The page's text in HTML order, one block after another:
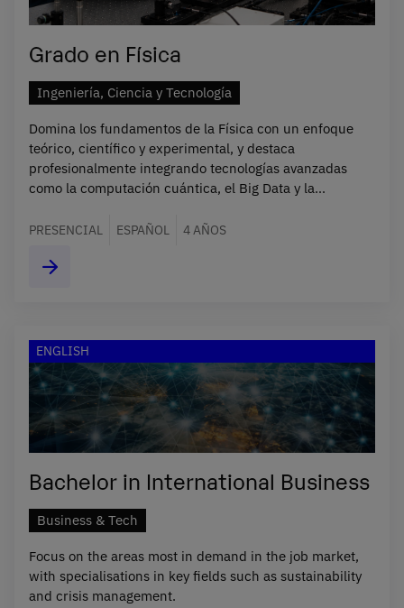
Grado en Física
Ingeniería, Ciencia y Tecnología
Domina los fundamentos de la Física con un enfoque
teórico, científico y experimental, y destaca
profesionalmente integrando tecnologías avanzadas
como la computación cuántica, el Big Data y la
PRESENCIAL ESPAÑOL 4 AÑOS
ENGLISH
Bachelor in International Business
Business & Tech
Focus on the areas most in demand in the job market,
with specialisations in key fields such as sustainability
and crisis management.